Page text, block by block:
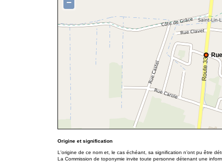
−
Origine et signification
L'origine de ce nom et, le cas échéant, sa signification n’ont pu être
La Commission de toponymie invite toute personne détenant une